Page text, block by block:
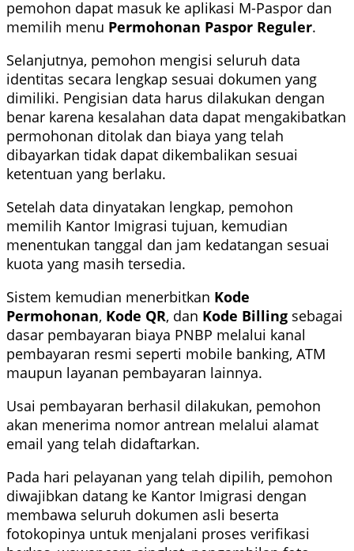
pemohon dapat masuk ke aplikasi M-Paspor dan
memilih menu Permohonan Paspor Reguler.
Selanjutnya, pemohon mengisi seluruh data
identitas secara lengkap sesuai dokumen yang
dimiliki. Pengisian data harus dilakukan dengan
benar karena kesalahan data dapat mengakibatkan
permohonan ditolak dan biaya yang telah
dibayarkan tidak dapat dikembalikan sesuai
ketentuan yang berlaku.
Setelah data dinyatakan lengkap, pemohon
memilih Kantor Imigrasi tujuan, kemudian
menentukan tanggal dan jam kedatangan sesuai
kuota yang masih tersedia.
Sistem kemudian menerbitkan Kode
Permohonan, Kode QR, dan Kode Billing sebagai
dasar pembayaran biaya PNBP melalui kanal
pembayaran resmi seperti mobile banking, ATM
maupun layanan pembayaran lainnya.
Usai pembayaran berhasil dilakukan, pemohon
akan menerima nomor antrean melalui alamat
email yang telah didaftarkan.
Pada hari pelayanan yang telah dipilih, pemohon
diwajibkan datang ke Kantor Imigrasi dengan
membawa seluruh dokumen asli beserta
fotokopinya untuk menjalani proses verifikasi